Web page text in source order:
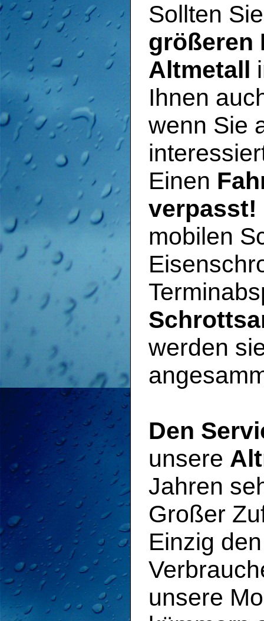
Sollten
größeren
Altmetall
Ihnen
wenn Sie
Einen
verpasst!
mobilen
werden
Den
unsere
Jahren
Großer
Einzig
unsere